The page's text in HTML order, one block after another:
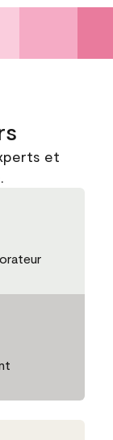
et